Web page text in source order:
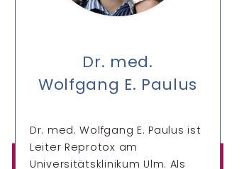
Dr. med.
Wolfgang E. Paulus
Dr. med. Wolfgang E. Paulus ist
Leiter Reprotox am
Universitäts­klinikum Ulm. Als